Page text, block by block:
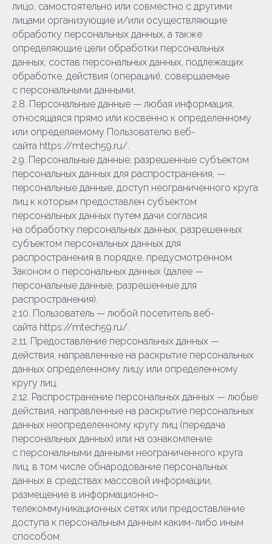
лицо, самостоятельно или совместно с другими
лицами организующие и/или осуществляющие
обработку персональных данных, а также
определяющие цели обработки персональных
данных, состав персональных данных, подлежащих
обработке, действия (операции), совершаемые
с персональными данными.
2.8. Персональные данные — любая информация,
относящаяся прямо или косвенно к определенному
или определяемому Пользователю веб-
сайта https://mtech59.ru/.
2.9. Персональные данные, разрешенные субъектом
персональных данных для распространения, —
персональные данные, доступ неограниченного круга
лиц к которым предоставлен субъектом
персональных данных путем дачи согласия
на обработку персональных данных, разрешенных
субъектом персональных данных для
распространения в порядке, предусмотренном
Законом о персональных данных (далее —
персональные данные, разрешенные для
распространения).
2.10. Пользователь — любой посетитель веб-
сайта https://mtech59.ru/.
2.11. Предоставление персональных данных —
действия, направленные на раскрытие персональных
данных определенному лицу или определенному
кругу лиц.
2.12. Распространение персональных данных — любые
действия, направленные на раскрытие персональных
данных неопределенному кругу лиц (передача
персональных данных) или на ознакомление
с персональными данными неограниченного круга
лиц, в том числе обнародование персональных
данных в средствах массовой информации,
размещение в информационно-
телекоммуникационных сетях или предоставление
доступа к персональным данным каким-либо иным
способом.